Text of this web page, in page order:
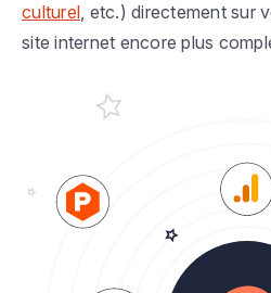
culturel, etc.) directement sur
site internet encore plus